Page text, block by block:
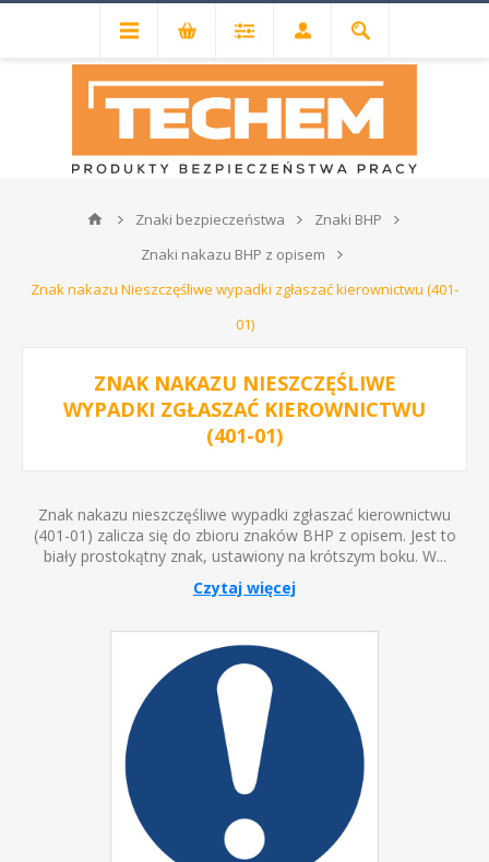
Znaki bezpieczeństwa
Znaki BHP
Znaki nakazu BHP z opisem
Znak nakazu Nieszczęśliwe wypadki zgłaszać kierownictwu (401-
01)
ZNAK NAKAZU NIESZCZĘŚLIWE
WYPADKI ZGŁASZAĆ KIEROWNICTWU
(401-01)
Znak nakazu nieszczęśliwe wypadki zgłaszać kierownictwu
(401-01) zalicza się do zbioru znaków BHP z opisem. Jest to
biały prostokątny znak, ustawiony na krótszym boku. W...
Czytaj więcej